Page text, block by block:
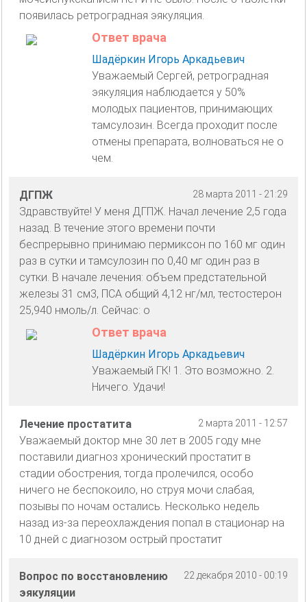
появилась ретроградная эякуляция.
Ответ врача
Шадёркин Игорь Аркадьевич
Уважаемый Сергей, ретроградная
эякуляция наблюдается у 50%
молодых пациентов, принимающих
тамсулозин. Всегда проходит после
отмены препарата, волноваться не о
чем.
28 марта 2011 - 21:29
ДГПЖ
Здравствуйте! У меня ДГПЖ. Начал лечение 2,5 года
назад. В течение этого времени почти
беспрерывно принимаю пермиксон по 160 мг один
раз в сутки и тамсулозин по 0,40 мг один раз в
сутки. В начале лечения: объем предстательной
железы 31 см3, ПСА общий 4,12 нг/мл, тестостерон
25,940 нмоль/л. Сейчас: о
Ответ врача
Шадёркин Игорь Аркадьевич
Уважаемый ГК! 1. Это возможно. 2.
Ничего. Удачи!
2 марта 2011 - 12:57
Лечение простатита
Уважаемый доктор мне 30 лет в 2005 году мне
поставили диагноз хронический простатит в
стадии обострения, тогда пролечился, особо
ничего не беспокоило, но струя мочи слабая,
позывы по ночам остались. Несколько недель
назад из-за переохлаждения попал в стационар на
10 дней с диагнозом острый простатит
22 декабря 2010 - 00:19
Вопрос по восстановлению
эякуляции